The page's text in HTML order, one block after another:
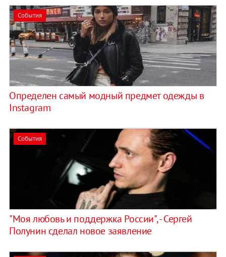
События
Определен самый модный предмет одежды в
Instagram
События
"Моя любовь и поддержка России", - Сергей
Полунин сделал новое заявление